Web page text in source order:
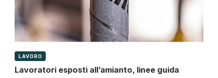
LAVORO
Lavoratori esposti all’amianto, linee guida